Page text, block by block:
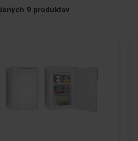
9 produktov